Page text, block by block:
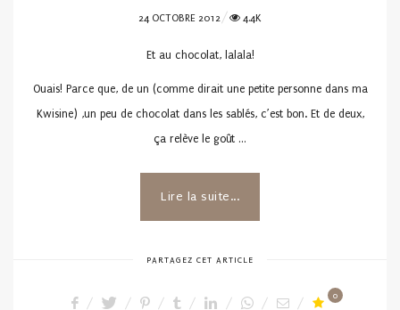
POSTED
24 OCTOBRE 2012 4.4K
Et au chocolat, lalala!
Ouais! Parce que, de un (comme dirait une petite personne dans ma
Kwisine) ,un peu de chocolat dans les sablés, c’est bon. Et de deux,
ça relève le goût …
Lire la suite...
PARTAGEZ CET ARTICLE
0